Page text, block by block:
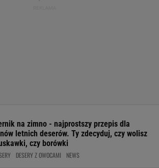
na zimno - najprostszy przepis dla
letnich deserów. Ty zdecyduj, czy wolisz
czy borówki
DESERY Z OWOCAMI NEWS